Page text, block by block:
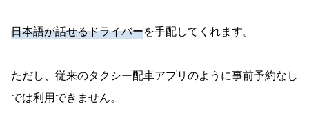
日本語が話せるドライバーを手配してくれます。
ただし、従来のタクシー配車アプリのように事前予約なし
では利用できません。